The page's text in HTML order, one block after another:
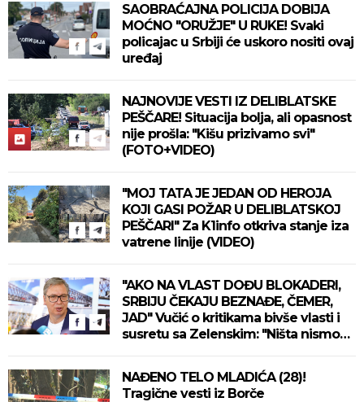
SAOBRAĆAJNA POLICIJA DOBIJA
MOĆNO "ORUŽJE" U RUKE! Svaki
policajac u Srbiji će uskoro nositi ovaj
uređaj
NAJNOVIJE VESTI IZ DELIBLATSKE
PEŠČARE! Situacija bolja, ali opasnost
nije prošla: "Kišu prizivamo svi"
(FOTO+VIDEO)
"MOJ TATA JE JEDAN OD HEROJA
KOJI GASI POŽAR U DELIBLATSKOJ
PEŠČARI" Za K1info otkriva stanje iza
vatrene linije (VIDEO)
"AKO NA VLAST DOĐU BLOKADERI,
SRBIJU ČEKAJU BEZNAĐE, ČEMER,
JAD" Vučić o kritikama bivše vlasti i
susretu sa Zelenskim: "Ništa nismo
NAĐENO TELO MLADIĆA (28)!
Tragične vesti iz Borče